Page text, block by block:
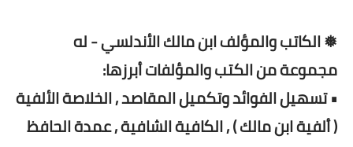
❅ الكاتب والمؤلف ابن مالك الأندلسي - له
مجموعة من الكتب والمؤلفات أبرزها:
• تسهيل الفوائد وتكميل المقاصد , الخلاصة الألفية
( ألفية ابن مالك ) , الكافية الشافية , عمدة الحافظ